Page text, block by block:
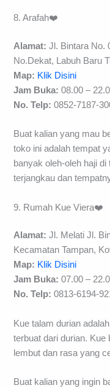
8. Arafah❤️
Alamat:Jl. Bintara No.
No.Dekat, Labuh Baru
Map: Klik Disini
Jam Buka:08.00 –
No. Telp:0852-7187-
Buat kalian yang mau
toko ini adalah tempat
banyak oleh-oleh haji
terjangkau dan
9. Rumah Kue Viera❤️
Alamat:Jl. Melati Jl.
Kecamatan Tampan,
Map: Klik Disini
Jam Buka:07.00 –
No. Telp:0813-6194-
Kue talam durian
terbuat dari durian.
lembut dan rasa yang
Buat kalian yang ingin